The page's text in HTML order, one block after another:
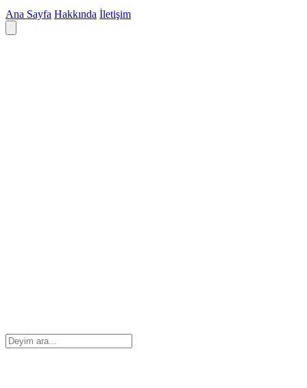
Ana Sayfa Hakkında İletişim